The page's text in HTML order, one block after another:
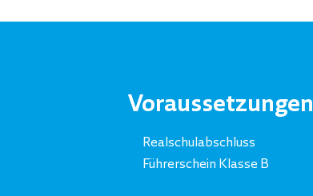
Voraussetzungen
Realschulabschluss
Führerschein Klasse B